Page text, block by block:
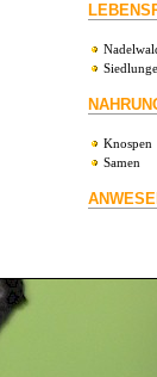
Knospen
Samen